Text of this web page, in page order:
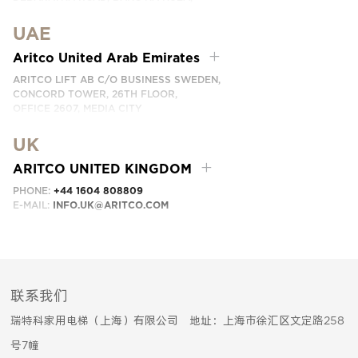
PHONE:
EMAIL:INFO.SEA@ARITCO.COM
UAE
Aritco United Arab Emirates
ARITCO LIFT AB C/O BUSINESS SWEDEN,
CONCORD TOWER, 26TH FLOOR,
OFFICE 2607, MEDIA CITY
EMAIL:
UK
ARITCO UNITED KINGDOM
PHONE: +44 1604 808809
E-MAIL: INFO.UK@ARITCO.COM
联系我们
瑞特科家用电梯（上海）有限公司 地址：上海市徐汇区文定路258
号7幢